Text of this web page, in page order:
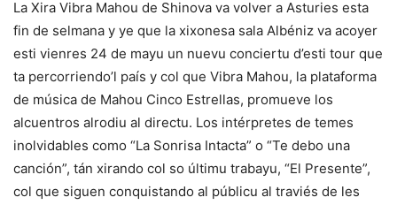
La Xira Vibra Mahou de Shinova va volver a Asturies esta
fin de selmana y ye que la xixonesa sala Albéniz va acoyer
esti vienres 24 de mayu un nuevu conciertu d’esti tour que
ta percorriendo’l país y col que Vibra Mahou, la plataforma
de música de Mahou Cinco Estrellas, promueve los
alcuentros alrodiu al directu. Los intérpretes de temes
inolvidables como “La Sonrisa Intacta” o “Te debo una
canción”, tán xirando col so últimu trabayu, “El Presente”,
col que siguen conquistando al públicu al traviés de les